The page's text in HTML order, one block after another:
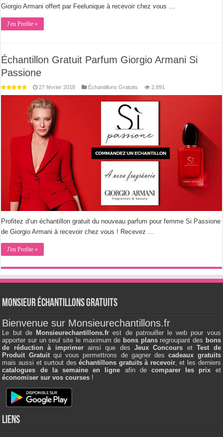
Giorgio Armani offert par Feelunique à recevoir chez vous …
J'en Profite »
Échantillon Gratuit Parfum Giorgio Armani Si
Passione
27 février 2018 Échantillons Gratuits 2,891
Profitez d’un échantillon gratuit du nouveau parfum pour femme Si Passione
de Giorgio Armani à recevoir chez vous ! Recevez …
J'en Profite »
Monsieur échantillons Gratuits
Bienvenue sur Monsieurechantillons.fr
Le but de Monsieurechantillons.fr est de patrouiller le web pour vous
apporter sur un seul site le maximum de bons plansregroupant des bons
de réduction à imprimerainsi que desJeux Concours etTest de
Produit Gratuitqui vous permettrons de gagner descadeaux gratuits
mais aussi et surtout deséchantillons gratuits à recevoir, et les derniers
catalogues de la semaine en ligne afin de comparer les prix et
économiser sur vos courses !
Liens